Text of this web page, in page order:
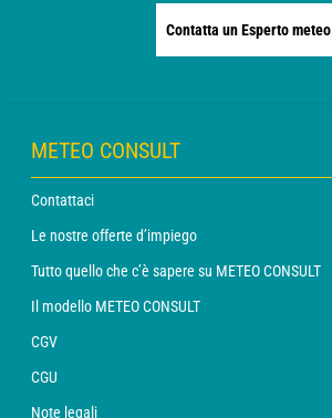
Contatta un Esperto meteo
METEO CONSULT
Contattaci
Le nostre offerte d’impiego
Tutto quello che c’è sapere su METEO CONSULT
Il modello METEO CONSULT
CGV
CGU
Note legali